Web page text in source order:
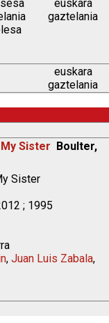
euskara
gaztelania
euskara
gaztelania
Sister Boulter,
Sister
; 1995
, Juan Luis Zabala,